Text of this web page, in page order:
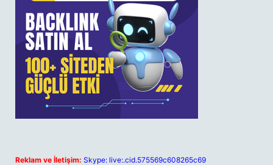
Reklam ve İletişim: Skype: live:.cid.575569c608265c69